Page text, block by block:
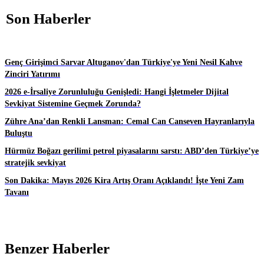
Son Haberler
Genç Girişimci Sarvar Altuganov'dan Türkiye'ye Yeni Nesil Kahve
Zinciri Yatırımı
2026 e-İrsaliye Zorunluluğu Genişledi: Hangi İşletmeler Dijital
Sevkiyat Sistemine Geçmek Zorunda?
Zühre Ana’dan Renkli Lansman: Cemal Can Canseven Hayranlarıyla
Buluştu
Hürmüz Boğazı gerilimi petrol piyasalarını sarstı: ABD’den Türkiye’ye
stratejik sevkiyat
Son Dakika: Mayıs 2026 Kira Artış Oranı Açıklandı! İşte Yeni Zam
Tavanı
Benzer Haberler